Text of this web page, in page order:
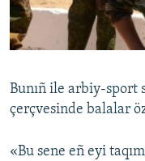
Bunıñ ile arbiy-sport
çerçvesinde balalar
«Bu sene eñ eyi